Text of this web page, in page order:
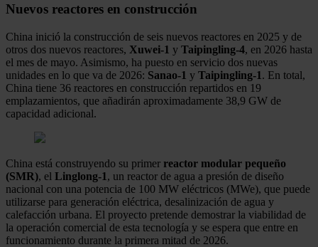
Nuevos reactores en construcción
China inició la construcción de seis nuevos reactores en 2025 y de
otros dos nuevos reactores, Xuwei-1 y Taipingling-4, en 2026 hasta
el mes de mayo. Asimismo, ha puesto en servicio dos nuevas
unidades en lo que va de 2026: Sanao-1 y Taipingling-1 . En total,
China tiene 36 reactores en construcción repartidos en 19
emplazamientos, que añadirán aproximadamente 38,9 GW de
capacidad adicional.
China está construyendo su primer reactor modular pequeño
(SMR), el Linglong-1 , un reactor de agua a presión de diseño
nacional con una potencia de 100 MW eléctricos (MWe), que puede
utilizarse para generación eléctrica, desalinización de agua y
calefacción urbana. El proyecto pretende demostrar la viabilidad de
la operación comercial de esta tecnología y se espera que entre en
funcionamiento durante la primera mitad de 2026.